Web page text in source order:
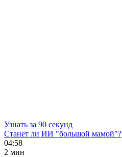
Узнать за 90 секунд
Станет ли ИИ "большой мамой"?
04:58
2 мин